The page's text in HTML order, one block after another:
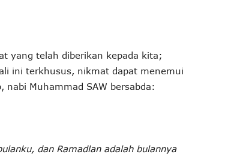
yang telah diberikan kepada kita;
ini terkhusus, nikmat dapat menemui
Muhammad SAW bersabda:
, dan Ramadlan adalah bulannya